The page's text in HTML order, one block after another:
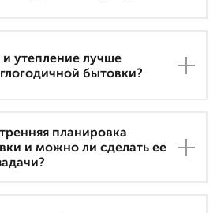
утепление лучше
бытовки?
планировка
и можно ли сделать ее